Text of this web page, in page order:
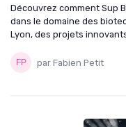
Découvrez comment Sup
dans le domaine des
Lyon, des projets
par Fabien Petit